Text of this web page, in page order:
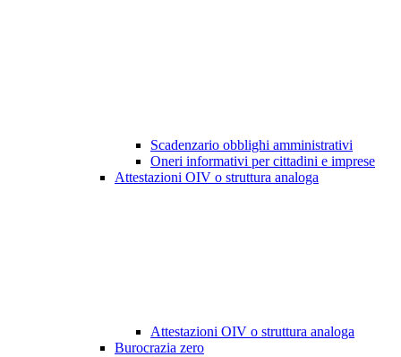
Scadenzario obblighi amministrativi
Oneri informativi per cittadini e imprese
Attestazioni OIV o struttura analoga
Attestazioni OIV o struttura analoga
Burocrazia zero